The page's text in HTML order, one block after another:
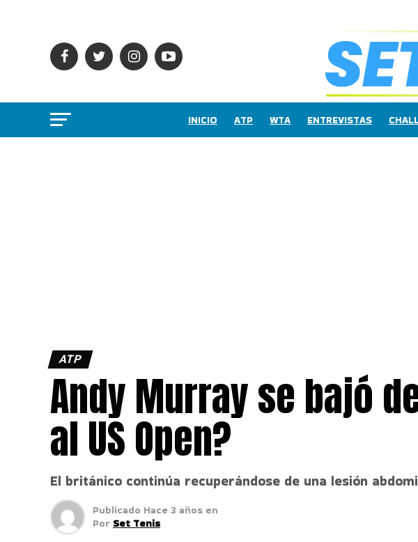
INICIO ATP WTA ENTREVISTAS
ATP
Andy Murray se bajó
al US Open?
El británico continúa recuperándose de una lesión
Publicado Hace 3 años en
Por Set Tenis